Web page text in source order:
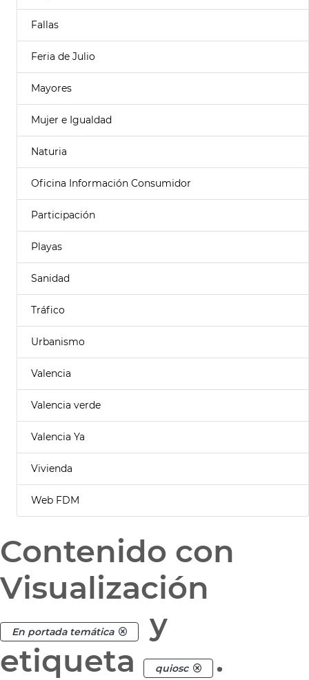
Fallas
Feria de Julio
Mayores
Mujer e Igualdad
Naturia
Oficina Información Consumidor
Participación
Playas
Sanidad
Tráfico
Urbanismo
Valencia
Valencia verde
Valencia Ya
Vivienda
Web FDM
Contenido con
Visualización
En portada temática
y
etiqueta
quiosc .